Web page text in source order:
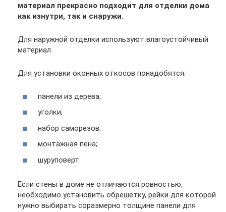
материал прекрасно подходит для отделки дома
как изнутри, так и снаружи.
Для наружной отделки используют влагоустойчивый
материал
Для установки оконных откосов понадобятся:
панели из дерева;
уголки;
набор саморезов;
монтажная пена;
шуруповерт.
Если стены в доме не отличаются ровностью,
необходимо установить обрешетку, рейки для которой
нужно выбирать соразмерно толщине панели для